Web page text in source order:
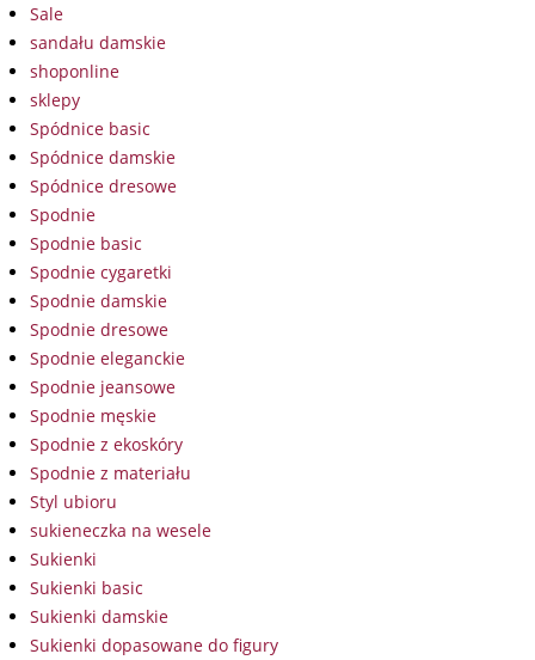
Sale
sandału damskie
shoponline
sklepy
Spódnice basic
Spódnice damskie
Spódnice dresowe
Spodnie
Spodnie basic
Spodnie cygaretki
Spodnie damskie
Spodnie dresowe
Spodnie eleganckie
Spodnie jeansowe
Spodnie męskie
Spodnie z ekoskóry
Spodnie z materiału
Styl ubioru
sukieneczka na wesele
Sukienki
Sukienki basic
Sukienki damskie
Sukienki dopasowane do figury